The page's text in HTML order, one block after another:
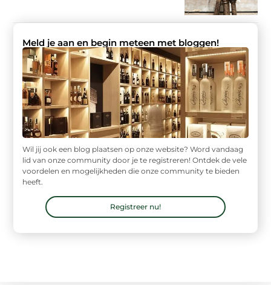
Meld je aan en begin meteen met bloggen!
Wil jij ook een blog plaatsen op onze website? Word vandaag
lid van onze community door je te registreren! Ontdek de vele
voordelen en mogelijkheden die onze community te bieden
heeft.
Registreer nu!